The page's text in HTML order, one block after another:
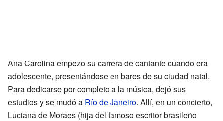
Ana Carolina empezó su carrera de cantante cuando era
adolescente, presentándose en bares de su ciudad natal.
Para dedicarse por completo a la música, dejó sus
estudios y se mudó a Río de Janeiro. Allí, en un concierto,
Luciana de Moraes (hija del famoso escritor brasileño